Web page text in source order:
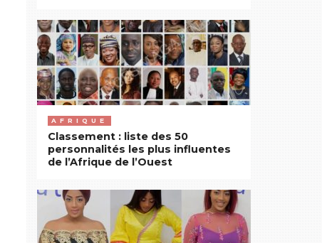
AFRIQUE
Classement : liste des 50
personnalités les plus influentes
de l’Afrique de l’Ouest